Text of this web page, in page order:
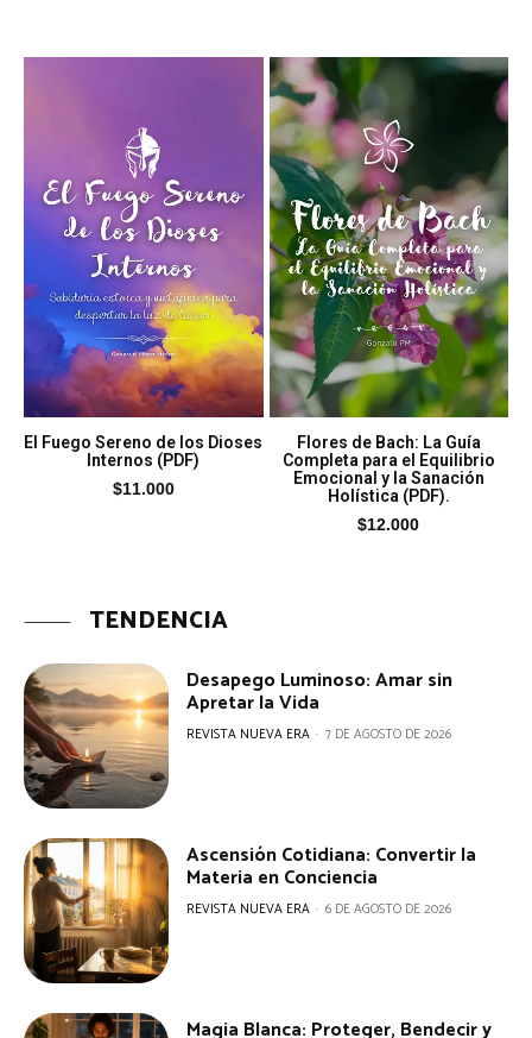
El Fuego Sereno de los Dioses
Internos (PDF)
$11.000
Flores de Bach: La Guía
Completa para el Equilibrio
Emocional y la Sanación
Holística (PDF).
$12.000
TENDENCIA
Desapego Luminoso: Amar sin
Apretar la Vida
REVISTA NUEVA ERA - 7 DE AGOSTO DE 2026
Ascensión Cotidiana: Convertir la
Materia en Conciencia
REVISTA NUEVA ERA - 6 DE AGOSTO DE 2026
Magia Blanca: Proteger, Bendecir y